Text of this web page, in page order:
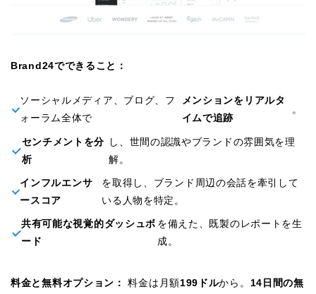
Brand24でできること：
ソーシャルメディア、ブログ、フ
ォーラム全体で
メンションをリアルタ
イムで追跡
。
センチメントを分
析
し、世間の認識やブランドの雰囲気を理
解。
インフルエンサ
ースコア
を取得し、ブランド周辺の会話を牽引して
いる人物を特定。
共有可能な視覚的ダッシュボ
ード
を備えた、既製のレポートを生
成。
料金と無料オプション： 料金は月額199ドルから。 14日間の無